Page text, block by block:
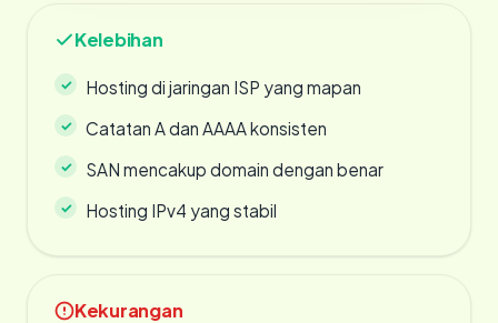
Kelebihan
Hosting di jaringan ISP yang mapan
Catatan A dan AAAA konsisten
SAN mencakup domain dengan benar
Hosting IPv4 yang stabil
Kekurangan